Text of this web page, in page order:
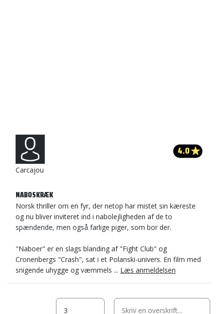
Carcajou
4.0
NABOSKRÆK
Norsk thriller om en fyr, der netop har mistet sin kæreste
og nu bliver inviteret ind i nabolejligheden af de to
spændende, men også farlige piger, som bor der.
"Naboer" er en slags blanding af "Fight Club" og
Cronenbergs "Crash", sat i et Polanski-univers. En film med
snigende uhygge og væmmels ... Læs anmeldelsen